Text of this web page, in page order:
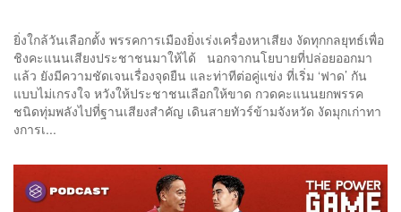
ยิ่งใกล้วันเลือกตั้ง พรรคการเมืองยิ่งเร่งเครื่องหาเสียง งัดทุกกลยุทธ์เพื่อ
ชิงคะแนนเสียงประชาชนมาให้ได้ นอกจากนโยบายที่ปล่อยออกมา
แล้ว ยังมีความชัดเจนเรื่องจุดยืน และท่าทีต่อคู่แข่ง ที่เริ่ม ‘ฟาด’ กัน
แบบไม่เกรงใจ หวังให้ประชาชนเลือกให้ขาด กวดคะแนนยกพรรค
ชนิดทุ่มพลังไปที่ฐานเสียงสำคัญ เดินสายทัวร์ข้ามจังหวัด งัดมุกเก่าทา
งการเ...